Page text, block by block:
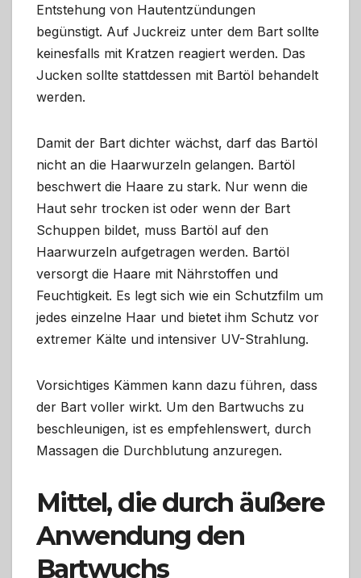
Entstehung von Hautentzündungen
begünstigt. Auf Juckreiz unter dem Bart sollte
keinesfalls mit Kratzen reagiert werden. Das
Jucken sollte stattdessen mit Bartöl behandelt
werden.
Damit der Bart dichter wächst, darf das Bartöl
nicht an die Haarwurzeln gelangen. Bartöl
beschwert die Haare zu stark. Nur wenn die
Haut sehr trocken ist oder wenn der Bart
Schuppen bildet, muss Bartöl auf den
Haarwurzeln aufgetragen werden. Bartöl
versorgt die Haare mit Nährstoffen und
Feuchtigkeit. Es legt sich wie ein Schutzfilm um
jedes einzelne Haar und bietet ihm Schutz vor
extremer Kälte und intensiver UV-Strahlung.
Vorsichtiges Kämmen kann dazu führen, dass
der Bart voller wirkt. Um den Bartwuchs zu
beschleunigen, ist es empfehlenswert, durch
Massagen die Durchblutung anzuregen.
Mittel, die durch äußere
Anwendung den
Bartwuchs